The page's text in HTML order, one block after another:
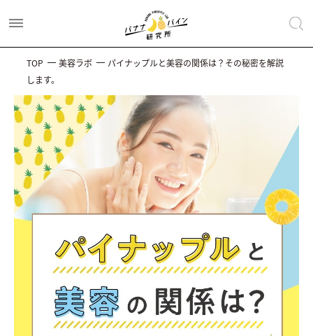
TOP 美容ラボ
パイナップルと美容の関係は？その秘密を解説
します。